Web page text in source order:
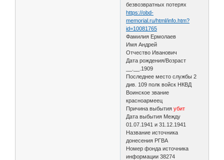
безвозвратных потерях
https://obd-
memorial.ru/html/info.htm?
id=10081765
Фамилия Ермолаев
Имя Андрей
Отчество Иванович
Дата рождения/Возраст
__.__.1909
Последнее место службы 2
див. 109 полк войск НКВД
Воинское звание
красноармеец
Причина выбытияубит
Дата выбытия Между
01.07.1941 и 31.12.1941
Название источника
донесения РГВА
Номер фонда источника
информации 38274